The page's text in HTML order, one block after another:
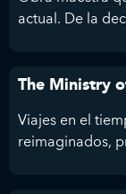
actual. De la
The Ministry
Viajes en el
reimaginados,